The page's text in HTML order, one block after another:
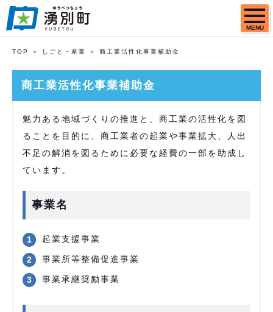
MENU
TOP しごと・産業 商工業活性化事業補助金
商工業活性化事業補助金
魅力ある地域づくりの推進と、商工業の活性化を図
ることを目的に、商工業者の起業や事業拡大、人出
不足の解消を図るために必要な経費の一部を助成し
ています。
事業名
起業支援事業
事業所等整備促進事業
事業承継奨励事業